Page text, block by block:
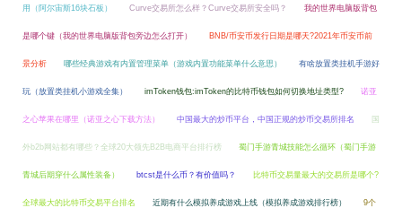
用（阿尔宙斯16块石板） Curve交易所怎么样？Curve交易所安全吗？ 我的世界电脑版背包
是哪个键（我的世界电脑版背包旁边怎么打开） BNB/币安币发行日期是哪天?2021年币安币前
景分析 哪些经典游戏有内置管理菜单（游戏内置功能菜单什么意思） 有啥放置类挂机手游好
玩（放置类挂机小游戏全集） imToken钱包:imToken的比特币钱包如何切换地址类型? 诺亚
之心苹果在哪里（诺亚之心下载方法） 中国最大的炒币平台，中国正规的炒币交易所排名 国
外b2b网站都有哪些？全球20大领先B2B电商平台排行榜 蜀门手游青城技能怎么循环（蜀门手游
青城后期穿什么属性装备） btcst是什么币？有价值吗？ 比特币交易量最大的交易所是哪个?
全球最大的比特币交易平台排名 近期有什么模拟养成游戏上线（模拟养成游戏排行榜） 9个